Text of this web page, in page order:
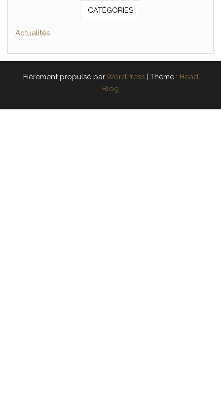
CATÉGORIES
Actualités
Fièrement propulsé parWordPress Thème : Head
Blog